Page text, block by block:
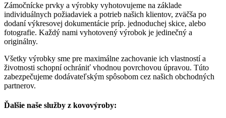
Zámočnícke prvky a výrobky vyhotovujeme na základe
individuálnych požiadaviek a potrieb našich klientov, zväčša po
dodaní výkresovej dokumentácie príp. jednoduchej skice, alebo
fotografie. Každý nami vyhotovený výrobok je jedinečný a
originálny.
Všetky výrobky sme pre maximálne zachovanie ich vlastností a
životnosti schopní ochrániť vhodnou povrchovou úpravou. Túto
zabezpečujeme dodávateľským spôsobom cez našich obchodných
partnerov.
Ďalšie naše služby z kovovýroby: